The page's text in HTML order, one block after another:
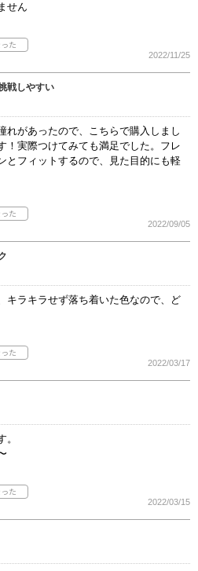
せん
2022/11/25
戦しやすい
れがあったので、こちらで購入しまし
！実際つけてみても満足でした。フレ
とフィットするので、見た目的にも軽
2022/09/05
キラキラせず落ち着いた色なので、ど
2022/03/17
2022/03/15